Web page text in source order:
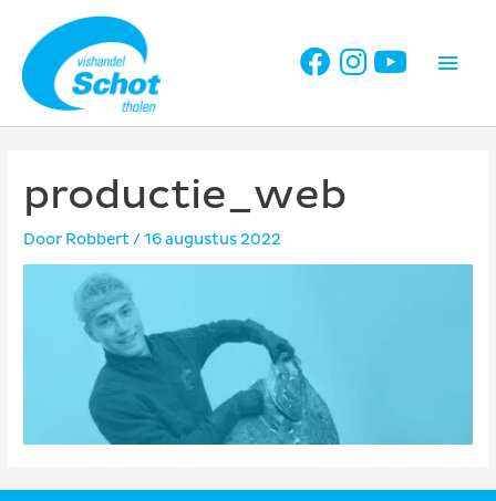
inhoud
productie_web
Door Robbert/16 augustus 2022